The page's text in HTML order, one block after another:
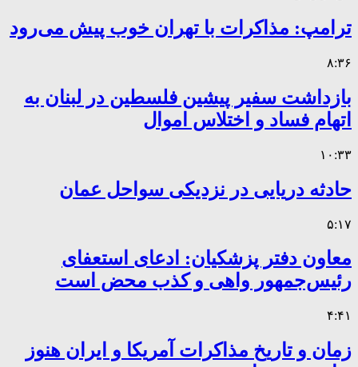
ترامپ: مذاکرات با تهران خوب پیش می‌رود
۸:۳۶
بازداشت سفیر پیشین فلسطین در لبنان به
اتهام فساد و اختلاس اموال
۱۰:۳۳
حادثه دریایی در نزدیکی سواحل عمان
۵:۱۷
معاون دفتر پزشکیان: ادعای استعفای
رئیس‌جمهور واهی و کذب محض است
۴:۴۱
زمان و تاریخ مذاکرات آمریکا و ایران هنوز